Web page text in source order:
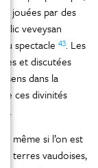
, ou jouées par des
veveysan
spectacle 43. Les
et discutées
dans la
ces divinités
même si l’on est
terres vaudoises,